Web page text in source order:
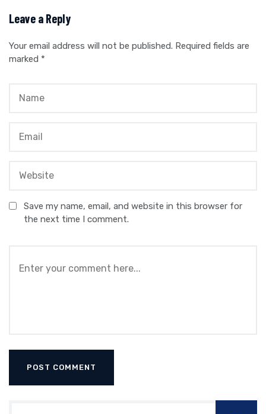
Leave a Reply
Your email address will not be published. Required fields are
marked *
Save my name, email, and website in this browser for
the next time I comment.